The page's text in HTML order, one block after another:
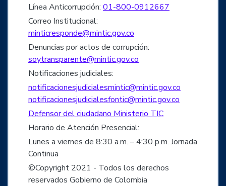
Línea Anticorrupción: 01-800-0912667
Correo Institucional:
minticresponde@mintic.gov.co
Denuncias por actos de corrupción:
soytransparente@mintic.gov.co
Notificaciones judiciales:
notificacionesjudicialesmintic@mintic.gov.co
notificacionesjudicialesfontic@mintic.gov.co
Defensor del ciudadano Ministerio TIC
Horario de Atención Presencial:
Lunes a viernes de 8:30 a.m. – 4:30 p.m. Jornada
Continua
©Copyright 2021 - Todos los derechos
reservados Gobierno de Colombia